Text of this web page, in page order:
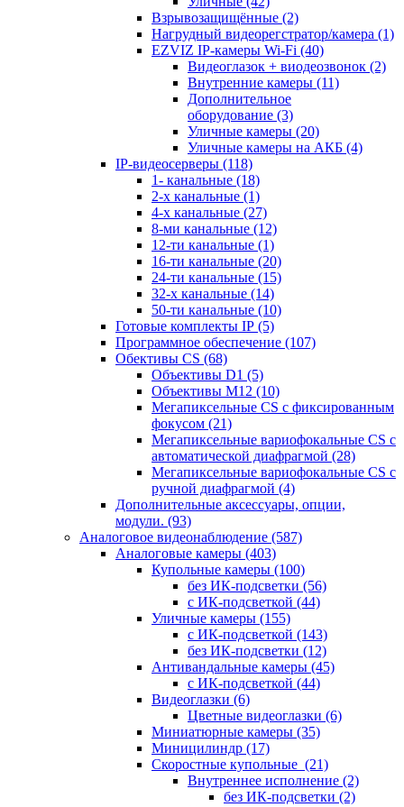
Взрывозащищённые (2)
Нагрудный видеорегстратор/камера (1)
EZVIZ IP-камеры Wi-Fi (40)
Видеоглазок + виодеозвонок (2)
Внутренние камеры (11)
Дополнительное
оборудование (3)
Уличные камеры (20)
Уличные камеры на АКБ (4)
IP-видеосерверы (118)
1- канальные (18)
2-х канальные (1)
4-х канальные (27)
8-ми канальные (12)
12-ти канальные (1)
16-ти канальные (20)
24-ти канальные (15)
32-х канальные (14)
50-ти канальные (10)
Готовые комплекты IP (5)
Программное обеспечение (107)
Обективы CS (68)
Объективы D1 (5)
Объективы M12 (10)
Мегапиксельные CS c фиксированным
фокусом (21)
Мегапиксельные вариофокальные CS c
автоматической диафрагмой (28)
Мегапиксельные вариофокальные CS c
ручной диафрагмой (4)
Дополнительные аксессуары, опции,
модули. (93)
Аналоговое видеонаблюдение (587)
Аналоговые камеры (403)
Купольные камеры (100)
без ИК-подсветки (56)
с ИК-подсветкой (44)
Уличные камеры (155)
с ИК-подсветкой (143)
без ИК-подсветки (12)
Антивандальные камеры (45)
с ИК-подсветкой (44)
Видеоглазки (6)
Цветные видеоглазки (6)
Миниатюрные камеры (35)
Миницилиндр (17)
Скоростные купольные (21)
Внутреннее исполнение (2)
без ИК-подсветки (2)